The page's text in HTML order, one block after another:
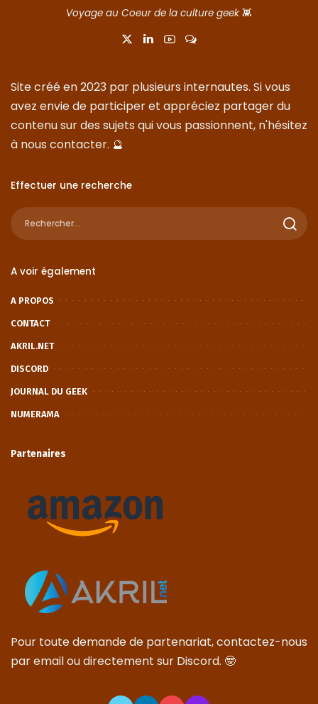
Voyage au Coeur de la culture geek👾
Site créé en 2023 par plusieurs internautes. Si vous
avez envie de participer et appréciez partager du
contenu sur des sujets qui vous passionnent, n'hésitez
à nouscontacter. 🔮
Effectuer une recherche
A voir également
A PROPOS
CONTACT
AKRIL.NET
DISCORD
JOURNAL DU GEEK
NUMERAMA
Partenaires
Pour toute demande de partenariat, contactez-nous
par email ou directement sur Discord. 🤓